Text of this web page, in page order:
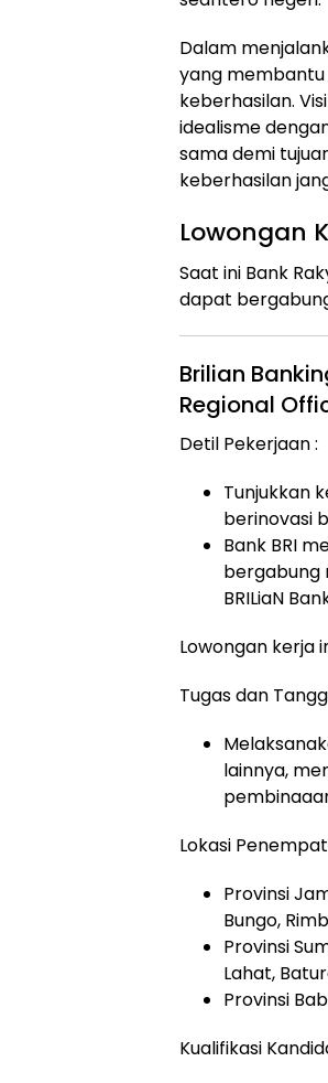
Dalam
yang
keberhasilan.
idealisme
sama demi
keberhasilan
Lowongan
Saat ini Bank
dapat
Brilian
Regional
Detil Pekerjaan :
Tunjukkan
berinovasi
Bank BRI
bergabung
BRILiaN
Lowongan kerja
Tugas dan
lainnya,
Lokasi
Provinsi
Bungo,
Provinsi
Lahat,
Provinsi
Kualifikasi